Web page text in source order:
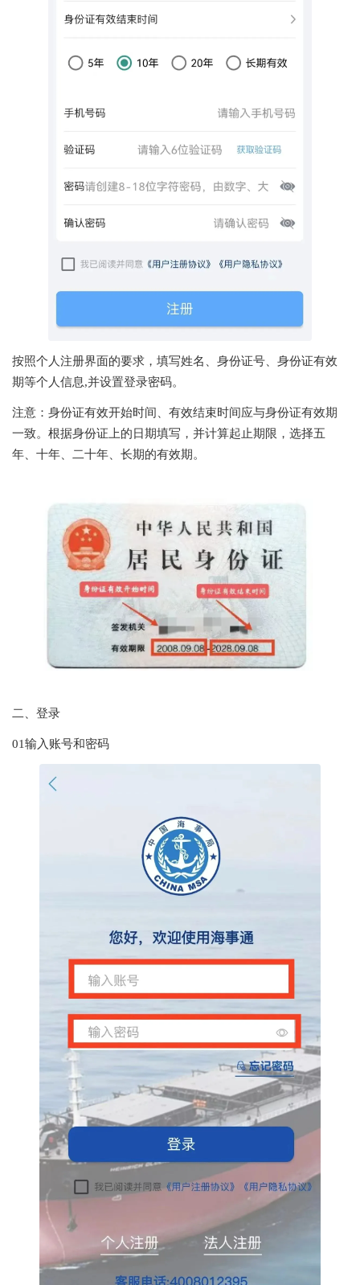
按照个人注册界面的要求，填写姓名、身份证号、身份证有效
期等个人信息,并设置登录密码。
注意：身份证有效开始时间、有效结束时间应与身份证有效期
一致。根据身份证上的日期填写，并计算起止期限，选择五
年、十年、二十年、长期的有效期。
二、登录
01输入账号和密码